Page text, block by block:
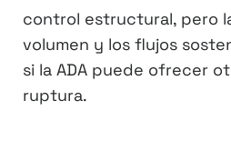
control estructural, pero
volumen y los flujos
si la ADA puede ofrecer
ruptura.